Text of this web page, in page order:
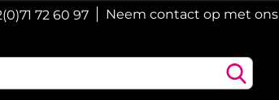
Neem contact op met ons
72 60 97